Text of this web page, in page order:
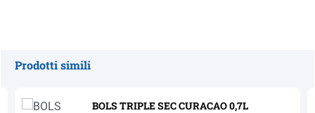
Prodotti simili
BOLS TRIPLE SEC CURACAO 0,7L